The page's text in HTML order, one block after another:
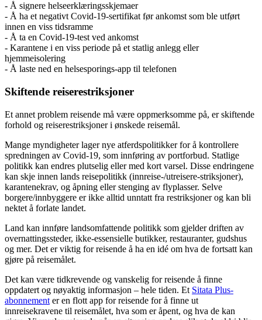
- Å signere helseerklæringsskjemaer
- Å ha et negativt Covid-19-sertifikat før ankomst som ble utført
innen en viss tidsramme
- Å ta en Covid-19-test ved ankomst
- Karantene i en viss periode på et statlig anlegg eller
hjemmeisolering
- Å laste ned en helsesporings-app til telefonen
Skiftende reiserestriksjoner
Et annet problem reisende må være oppmerksomme på, er skiftende
forhold og reiserestriksjoner i ønskede reisemål.
Mange myndigheter lager nye atferdspolitikker for å kontrollere
spredningen av Covid-19, som innføring av portforbud. Statlige
politikk kan endres plutselig eller med kort varsel. Disse endringene
kan skje innen lands reisepolitikk (innreise-/utreisere-striksjoner),
karantenekrav, og åpning eller stenging av flyplasser. Selve
borgere/innbyggere er ikke alltid unntatt fra restriksjoner og kan bli
nektet å forlate landet.
Land kan innføre landsomfattende politikk som gjelder driften av
overnattingssteder, ikke-essensielle butikker, restauranter, gudshus
og mer. Det er viktig for reisende å ha en idé om hva de fortsatt kan
gjøre på reisemålet.
Det kan være tidkrevende og vanskelig for reisende å finne
oppdatert og nøyaktig informasjon – hele tiden. Et Sitata Plus-
abonnement er en flott app for reisende for å finne ut
innreisekravene til reisemålet, hva som er åpent, og hva de kan